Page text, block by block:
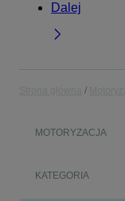
Dalej
MOTORYZACJA
KATEGORIA